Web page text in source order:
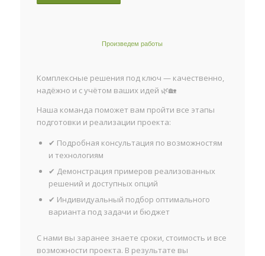
Произведем работы
Комплексные решения под ключ — качественно,
надёжно и с учётом ваших идей 🌿🏡
Наша команда поможет вам пройти все этапы
подготовки и реализации проекта:
✔ Подробная консультация по возможностям
и технологиям
✔ Демонстрация примеров реализованных
решений и доступных опций
✔ Индивидуальный подбор оптимального
варианта под задачи и бюджет
С нами вы заранее знаете сроки, стоимость и все
возможности проекта. В результате вы